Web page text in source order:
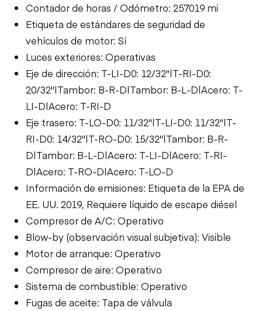
Contador de horas / Odómetro: 257019 mi
Etiqueta de estándares de seguridad de
vehículos de motor: Sí
Luces exteriores: Operativas
Eje de dirección: T-LI-D0: 12/32"|T-RI-D0:
20/32"|Tambor: B-R-D|Tambor: B-L-D|Acero: T-
LI-D|Acero: T-RI-D
Eje trasero: T-LO-D0: 11/32"|T-LI-D0: 11/32"|T-
RI-D0: 14/32"|T-RO-D0: 15/32"|Tambor: B-R-
D|Tambor: B-L-D|Acero: T-LI-D|Acero: T-RI-
D|Acero: T-RO-D|Acero: T-LO-D
Información de emisiones: Etiqueta de la EPA de
EE. UU. 2019, Requiere líquido de escape diésel
Compresor de A/C: Operativo
Blow-by (observación visual subjetiva): Visible
Motor de arranque: Operativo
Compresor de aire: Operativo
Sistema de combustible: Operativo
Fugas de aceite: Tapa de válvula